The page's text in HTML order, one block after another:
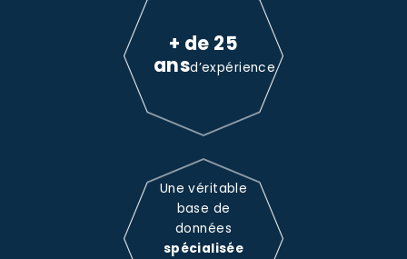
+ de 25
ansd’expérience
Une véritable
base de
données
spécialisée